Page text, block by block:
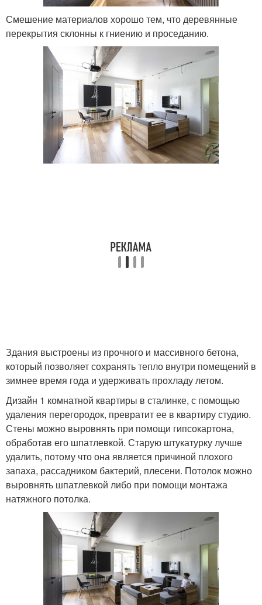
Смешение материалов хорошо тем, что деревянные
перекрытия склонны к гниению и проседанию.
Здания выстроены из прочного и массивного бетона,
который позволяет сохранять тепло внутри помещений в
зимнее время года и удерживать прохладу летом.
Дизайн 1 комнатной квартиры в сталинке, с помощью
удаления перегородок, превратит ее в квартиру студию.
Стены можно выровнять при помощи гипсокартона,
обработав его шпатлевкой. Старую штукатурку лучше
удалить, потому что она является причиной плохого
запаха, рассадником бактерий, плесени. Потолок можно
выровнять шпатлевкой либо при помощи монтажа
натяжного потолка.